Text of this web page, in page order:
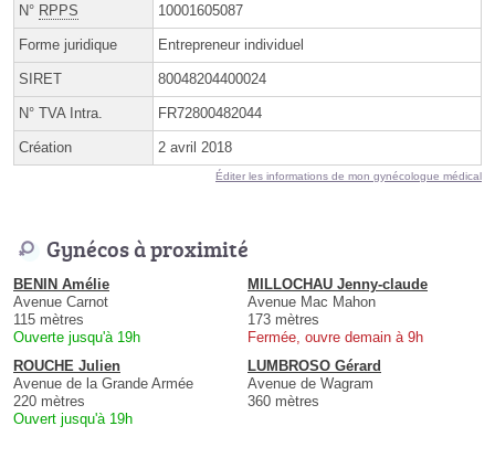
N° RPPS 10001605087
Forme juridique Entrepreneur individuel
SIRET 80048204400024
N° TVA Intra. FR72800482044
Création 2 avril 2018
Éditer les informations de mon gynécologue médical
Gynécos à proximité
BENIN Amélie
Avenue Carnot
115 mètres
Ouverte jusqu'à 19h
MILLOCHAU Jenny-claude
Avenue Mac Mahon
173 mètres
Fermée, ouvre demain à 9h
ROUCHE Julien
Avenue de la Grande Armée
220 mètres
Ouvert jusqu'à 19h
LUMBROSO Gérard
Avenue de Wagram
360 mètres